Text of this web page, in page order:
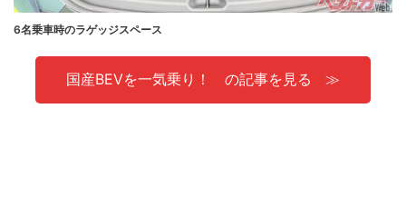
6名乗車時のラゲッジスペース
国産BEVを一気乗り！ の記事を見る